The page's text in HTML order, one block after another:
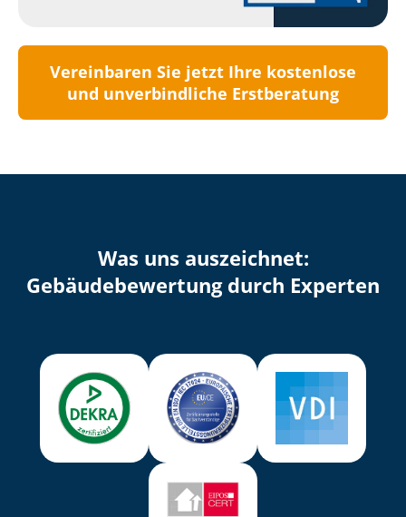
Vereinbaren Sie jetzt Ihre kostenlose
und unverbindliche Erstberatung
Was uns auszeichnet:
Ge­bäu­de­be­wer­tung durch Experten